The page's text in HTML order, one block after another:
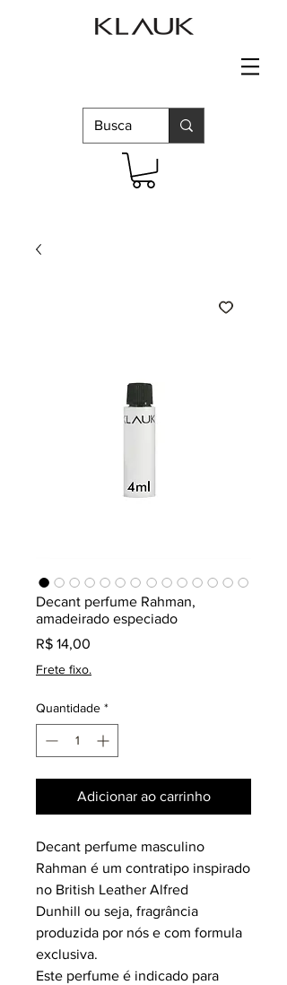
Decant perfume Rahman,
amadeirado especiado
R$ 14,00
Frete fixo.
Quantidade *
Adicionar ao carrinho
Decant perfume masculino
Rahman é um contratipo inspirado
no British Leather Alfred
Dunhill ou seja, fragrância
produzida por nós e com formula
exclusiva.
Este perfume é indicado para